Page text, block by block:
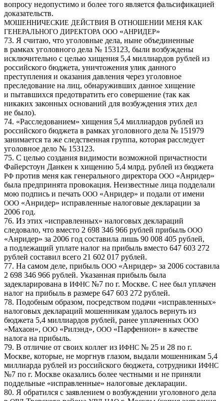
вопросу недопустимо и более того является фальсификацией
доказательств.
МОШЕННИЧЕСКИЕ ДЕЙСТВИЯ В ОТНОШЕНИИ МЕНЯ КАК
ГЕНЕРАЛЬНОГО ДИРЕКТОРА ООО «АНРИДЕР»
73. Я считаю, что уголовные дела, ныне объединенные
в рамках уголовного дела № 153123, были возбуждены
исключительно с целью хищения 5,4 миллиардов рублей из
российского бюджета, уничтожения улик данного
преступления и оказания давления через уголовное
преследование на лиц, обнаруживших данное хищение
и пытавшихся предотвратить его совершение (так как
никаких законных оснований для возбуждения этих дел
не было).
74. «Расследованием» хищения 5,4 миллиардов рублей из
российского бюджета в рамках уголовного дела № 151979
занимается та же следственная группа, которая расследует
уголовное дело № 153123.
75. С целью создания видимости возможной причастности
Файерстоун Данкен к хищению 5,4 млрд. рублей из бюджета
РФ против меня как генерального директора ООО «Анридер»
была предпринята провокация. Неизвестные лица подделали
мою подпись и печать ООО «Анридер» и подали от имени
ООО «Анридер» исправленные налоговые декларации за
2006 год.
76. Из этих «исправленных» налоговых деклараций
следовало, что вместо 2 698 346 966 рублей прибыль ООО
«Анридер» за 2006 год составила лишь 90 008 405 рублей,
а подлежащий уплате налог на прибыль вместо 647 603 272
рублей составил всего 21 602 017 рублей.
77. На самом деле, прибыль ООО «Анридер» за 2006 составила
2 698 346 966 рублей. Указанная прибыль была
задекларирована в ИФНС №7 по г. Москве. С нее был уплачен
налог на прибыль в размере 647 603 272 рублей.
78. Подобным образом, посредством подачи «исправленных»
налоговых деклараций мошенникам удалось вернуть из
бюджета 5,4 миллиардов рублей, ранее уплаченных ООО
«Махаон», ООО «Рилэнд», ООО «Парфенион» в качестве
налога на прибыль.
79. В отличие от своих коллег из ИФНС № 25 и 28 по г.
Москве, которые, не моргнув глазом, выдали мошенникам 5,4
миллиарда рублей из российского бюджета, сотрудники ИФНС
№7 по г. Москве оказались более честными и не приняли
поддельные «исправленные» налоговые декларации.
80. Я обратился с заявлением о возбуждении уголовного дела